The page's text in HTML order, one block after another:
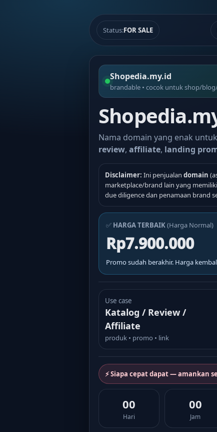
Status:FOR SALE
Shopedia.my.id
brandable • cocok untuk shop/
Nama domain yang enak
review, affiliate, landing
Disclaimer: Ini penjualan domain
marketplace/brand lain yang
due diligence dan penamaan brand
✅ HARGA TERBAIK(Harga Normal)
Rp7.900.000
Promo sudah berakhir. Harga
Use case
Katalog / Review /
Affiliate
produk • promo • link
⚡ Siapa cepat dapat — amankan
00
Hari
00
Jam